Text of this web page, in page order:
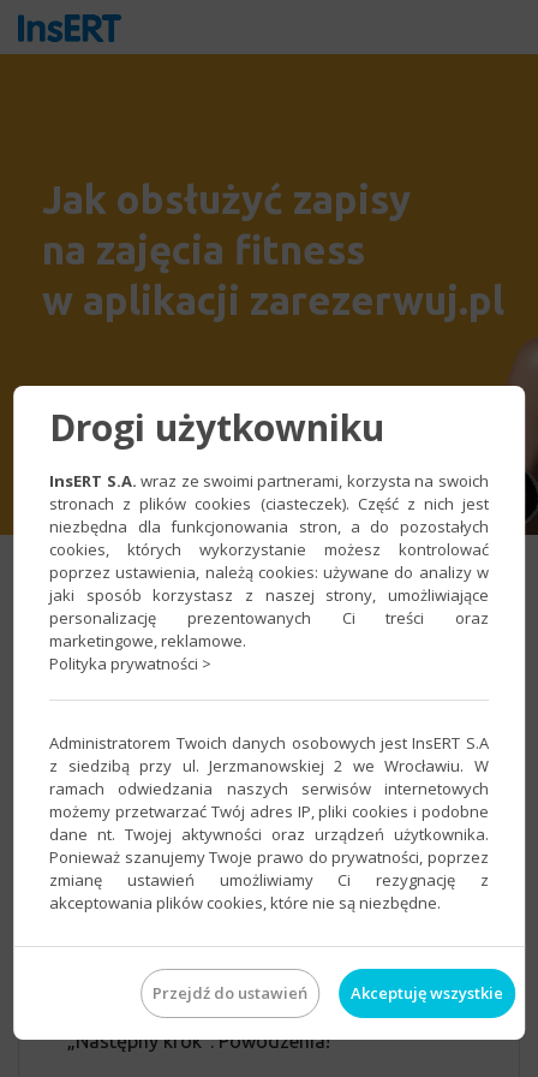
Jak obsłużyć zapisy
na zajęcia fitness
w aplikacji zarezerwuj.pl
Jak obsłużyć zapisy na zajęcia
fitness w aplikacji zarezerwuj.pl
Witamy w centrum pomocy InsERT! W
kolejnych krokach pokażemy Ci jak szybko i
prosto można skonfigurować i obsługiwać
rezerwacje wydarzeń w aplikacji
zarezerwuj.pl. Przedstawimy to na
przykładzie klubu fitness Efekt. Przeczytaj
je powiększyć), wykonaj odpowiednie
czynności, a na końcu wybierz przycisk
„Następny krok”. Powodzenia!
Drogi użytkowniku
InsERT S.A. wraz ze swoimi partnerami, korzysta na swoich
stronach z plików cookies (ciasteczek). Część z nich jest
niezbędna dla funkcjonowania stron, a do pozostałych
cookies, których wykorzystanie możesz kontrolować
poprzez ustawienia, należą cookies: używane do analizy w
jaki sposób korzystasz z naszej strony, umożliwiające
personalizację prezentowanych Ci treści oraz
marketingowe, reklamowe.
Polityka prywatności >
Administratorem Twoich danych osobowych jest InsERT S.A
z siedzibą przy ul. Jerzmanowskiej 2 we Wrocławiu. W
ramach odwiedzania naszych serwisów internetowych
możemy przetwarzać Twój adres IP, pliki cookies i podobne
dane nt. Twojej aktywności oraz urządzeń użytkownika.
Ponieważ szanujemy Twoje prawo do prywatności, poprzez
zmianę ustawień umożliwiamy Ci rezygnację z
akceptowania plików cookies, które nie są niezbędne.
Przejdź do ustawień Akceptuję wszystkie